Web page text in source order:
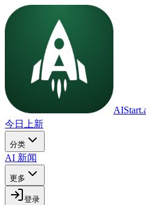
今日上新
分类
AI 新闻
更多
登录